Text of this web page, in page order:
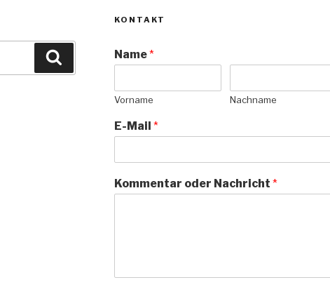
KONTAKT
Name*
Vorname Nachname
E-Mail *
Kommentar oder Nachricht *